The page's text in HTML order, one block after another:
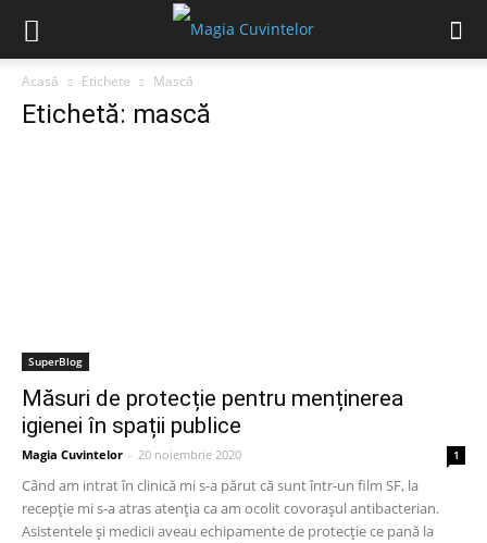
Acasă Etichete Mască
Etichetă: mască
SuperBlog
Măsuri de protecție pentru menținerea
igienei în spații publice
Magia Cuvintelor - 20 noiembrie 2020 1
Când am intrat în clinică mi s-a părut că sunt într-un film SF, la
recepție mi s-a atras atenția ca am ocolit covorașul antibacterian.
Asistentele și medicii aveau echipamente de protecție ce pană la